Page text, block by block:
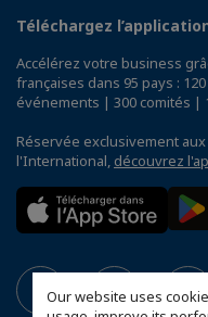
Our website uses
Téléchargez
Accélérez votre business
françaises dans 95 pays :
événements | 300 comités |
Réservée exclusivement
l'International, découvrez